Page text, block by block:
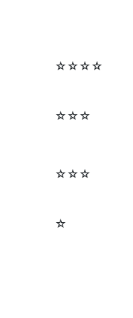
☆☆☆☆
☆☆☆
☆☆☆
☆